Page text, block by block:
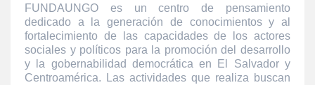
FUNDAUNGO es un centro de pensamiento
dedicado a la generación de conocimientos y al
fortalecimiento de las capacidades de los actores
sociales y políticos para la promoción del desarrollo
y la gobernabilidad democrática en El Salvador y
Centroamérica. Las actividades que realiza buscan